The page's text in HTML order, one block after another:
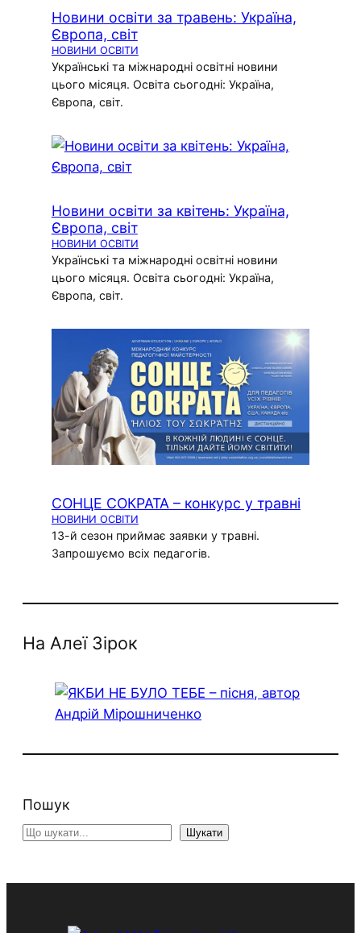
Новини освіти за травень: Україна,
Європа, світ
НОВИНИ ОСВІТИ
Українські та міжнародні освітні новини
цього місяця. Освіта сьогодні: Україна,
Європа, світ.
Новини освіти за квітень: Україна,
Європа, світ
НОВИНИ ОСВІТИ
Українські та міжнародні освітні новини
цього місяця. Освіта сьогодні: Україна,
Європа, світ.
СОНЦЕ СОКРАТА – конкурс у травні
НОВИНИ ОСВІТИ
13-й сезон приймає заявки у травні.
Запрошуємо всіх педагогів.
На Алеї Зірок
Пошук
S
Шукати